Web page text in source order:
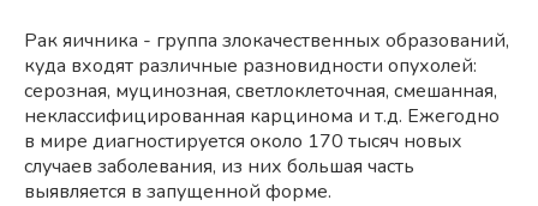
Рак яичника - группа злокачественных образований,
куда входят различные разновидности опухолей:
серозная, муцинозная, светлоклеточная, смешанная,
неклассифицированная карцинома и т.д. Ежегодно
в мире диагностируется около 170 тысяч новых
случаев заболевания, из них большая часть
выявляется в запущенной форме.